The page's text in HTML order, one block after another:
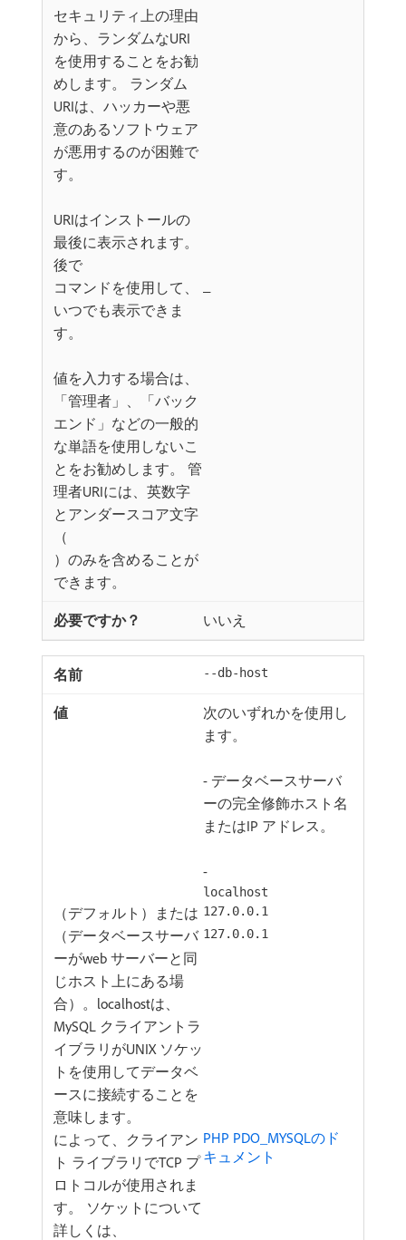
セキュリティ上の理由
から、ランダムなURI
を使用することをお勧
めします。 ランダム
URIは、ハッカーや悪
意のあるソフトウェア
が悪用するのが困難で
す。
URIはインストールの
最後に表示されます。
後で
コマンドを使用して、
いつでも表示できま
す。
値を入力する場合は、
「管理者」、「バック
エンド」などの一般的
な単語を使用しないこ
とをお勧めします。 管
理者URIには、英数字
とアンダースコア文字
（
）のみを含めることが
できます。
いいえ
--db-host
次のいずれかを使用し
ます。
- データベースサーバ
ーの完全修飾ホスト名
またはIP アドレス。
-
localhost
（デフォルト）または 127.0.0.1
（データベースサーバ
ーがweb サーバーと同
じホスト上にある場
合）。localhostは、
MySQL クライアントラ
イブラリがUNIX ソケッ
トを使用してデータベ
ースに接続することを
意味します。
127.0.0.1
によって、クライアン
ト ライブラリでTCP プ
ロトコルが使用されま
す。 ソケットについて
詳しくは、
PHP PDO_MYSQLのド
キュメント ​